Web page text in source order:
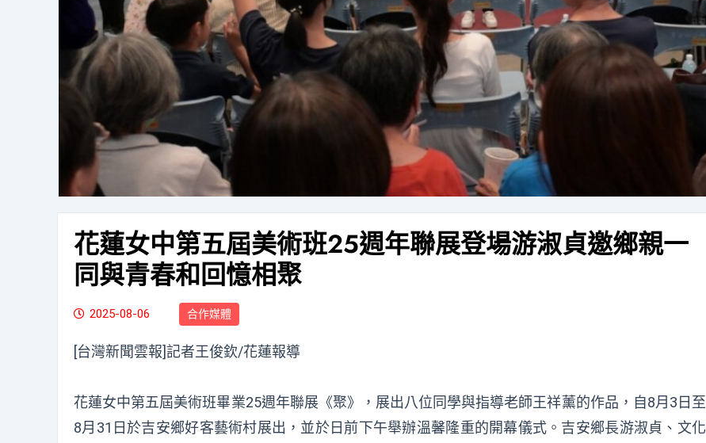
花蓮女中第五屆美術班25週年聯展登場游淑貞邀鄉親一
同與青春和回憶相聚
2025-08-06 合作媒體
[台灣新聞雲報]記者王俊欽/花蓮報導
花蓮女中第五屆美術班畢業25週年聯展《聚》，展出八位同學與指導老師王祥薰的作品，自8月3日至
8月31日於吉安鄉好客藝術村展出，並於日前下午舉辦溫馨隆重的開幕儀式。吉安鄉長游淑貞、文化